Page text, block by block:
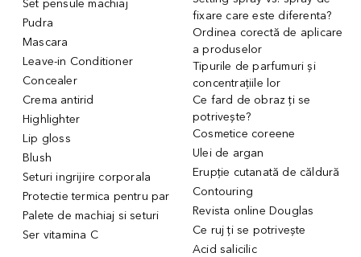
Set pensule machiaj
Pudra
Mascara
Leave-in Conditioner
Concealer
Crema antirid
Highlighter
Lip gloss
Blush
Seturi ingrijire corporala
Protectie termica pentru par
Palete de machiaj si seturi
Ser vitamina C
fixare care este diferenta?
Ordinea corectă de aplicare
a produselor
Tipurile de parfumuri și
concentrațiile lor
Ce fard de obraz ți se
potrivește?
Cosmetice coreene
Ulei de argan
Erupție cutanată de căldură
Contouring
Revista online Douglas
Ce ruj ți se potrivește
Acid salicilic